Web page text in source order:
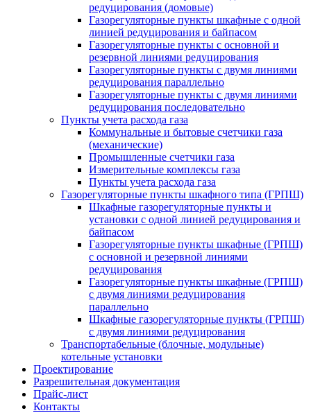
редуцирования (домовые)
Газорегуляторные пункты шкафные с одной
линией редуцирования и байпасом
Газорегуляторные пункты с основной и
резервной линиями редуцирования
Газорегуляторные пункты с двумя линиями
редуцирования параллельно
Газорегуляторные пункты с двумя линиями
редуцирования последовательно
Пункты учета расхода газа
Коммунальные и бытовые счетчики газа
(механические)
Промышленные счетчики газа
Измерительные комплексы газа
Пункты учета расхода газа
Газорегуляторные пункты шкафного типа (ГРПШ)
Шкафные газорегуляторные пункты и
установки c одной линией редуцирования и
байпасом
Газорегуляторные пункты шкафные (ГРПШ)
с основной и резервной линиями
редуцирования
Газорегуляторные пункты шкафные (ГРПШ)
с двумя линиями редуцирования
параллельно
Шкафные газорегуляторные пункты (ГРПШ)
c двумя линиями редуцирования
Транспортабельные (блочные, модульные)
котельные установки
Проектирование
Разрешительная документация
Прайс-лист
Контакты